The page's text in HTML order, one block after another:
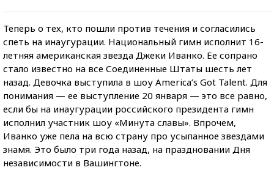
Теперь о тех, кто пошли против течения и согласились
спеть на инаугурации. Национальный гимн исполнит 16-
летняя американская звезда Джеки Иванко. Ее сопрано
стало известно на все Соединенные Штаты шесть лет
назад. Девочка выступила в шоу America’s Got Talent. Для
понимания — ее выступление 20 января — это все равно,
если бы на инаугурации российского президента гимн
исполнил участник шоу «Минута славы». Впрочем,
Иванко уже пела на всю страну про усыпанное звездами
знамя. Это было три года назад, на праздновании Дня
независимости в Вашингтоне.